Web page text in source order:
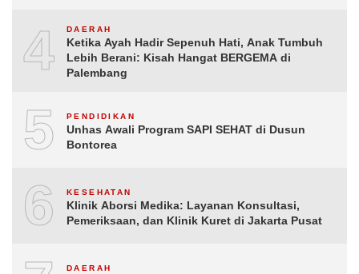
4 DAERAH
Ketika Ayah Hadir Sepenuh Hati, Anak Tumbuh
Lebih Berani: Kisah Hangat BERGEMA di
Palembang
5 PENDIDIKAN
Unhas Awali Program SAPI SEHAT di Dusun
Bontorea
6 KESEHATAN
Klinik Aborsi Medika: Layanan Konsultasi,
Pemeriksaan, dan Klinik Kuret di Jakarta Pusat
DAERAH